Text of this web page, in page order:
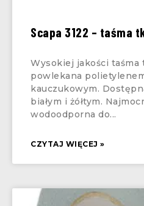
Scapa 3122 – taśma
Wysokiej jakości taśma
powlekana
kauczukowym.
białym i żółtym.
wodoodporna do
CZYTAJ WIĘCEJ »